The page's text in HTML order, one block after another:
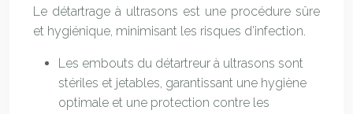
Le détartrage à ultrasons est une procédure sûre
et hygiénique, minimisant les risques d’infection.
Les embouts du détartreur à ultrasons sont
stériles et jetables, garantissant une hygiène
optimale et une protection contre les